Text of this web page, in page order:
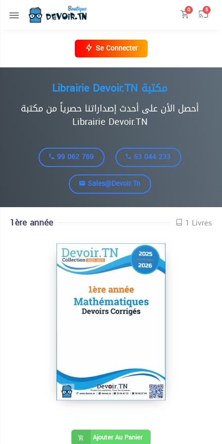
0 5
Se Connecter
Librairie Devoir.TN مكتبة
أحصل الأن على أحدث إصداراتنا حصرياً من مكتبة
Librairie Devoir.TN
99 062 769
53 044 233
Sales@devoir.tn
1ère année 1 Livres
Ajouter Au Panier